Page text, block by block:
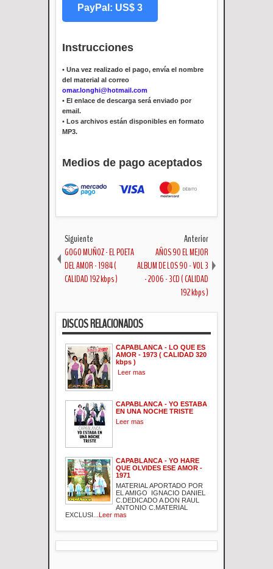
PayPal: US$ 3
Instrucciones
• Una vez realizado el pago, envía el nombre
del material al correo
omar.longhi@hotmail.com
• El enlace de descarga será enviado por
email.
• Los archivos están disponibles en formato
MP3.
Medios de pago aceptados
Siguiente
GOGO MUÑOZ - EL POETA
DEL AMOR - 1984 (
CALIDAD 192 kbps )
Anterior
AÑOS 90 EL MEJOR
ALBUM DE LOS 90 - VOL 3
- 2006 - 3CD ( CALIDAD
192 kbps )
DISCOS RELACIONADOS
CAPABLANCA - LO QUE ES
AMOR - 1973 ( CALIDAD 320
kbps )
Leer mas
CAPABLANCA - YO ESTABA
EN UNA NOCHE TRISTE
Leer mas
CAPABLANCA - YO HARE
QUE OLVIDES ESE AMOR -
1971
MATERIAL APORTADO POR
EL AMIGO IGNACIO DANIEL
C.DEDICADO A DON RAUL
ANTONIO C.MATERIAL
EXCLUSI... Leer mas